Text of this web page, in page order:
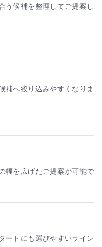
う候補を整理してご提案し
補へ絞り込みやすくなりま
幅を広げたご提案が可能で
ートにも選びやすいライン